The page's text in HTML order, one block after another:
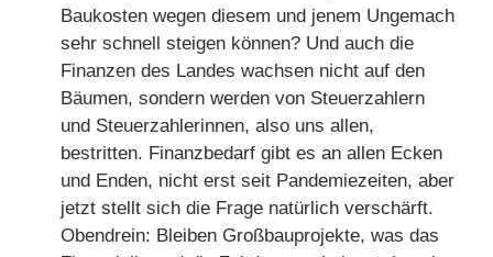
Baukosten wegen diesem und jenem Ungemach
sehr schnell steigen können? Und auch die
Finanzen des Landes wachsen nicht auf den
Bäumen, sondern werden von Steuerzahlern
und Steuerzahlerinnen, also uns allen,
bestritten. Finanzbedarf gibt es an allen Ecken
und Enden, nicht erst seit Pandemiezeiten, aber
jetzt stellt sich die Frage natürlich verschärft.
Obendrein: Bleiben Großbauprojekte, was das